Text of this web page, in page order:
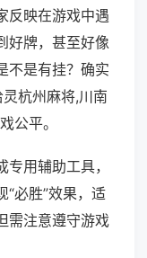
反映在游戏中遇
好牌，甚至好像
不是有挂？确实
杭州麻将,川南
公平。
用辅助工具，
“必胜”效果，适
需注意遵守游戏